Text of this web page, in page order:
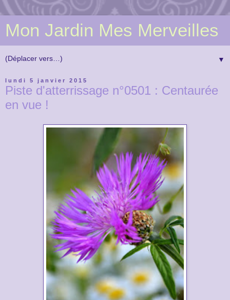
Mon Jardin Mes Merveilles
▼
lundi 5 janvier 2015
Piste d'atterrissage n°0501 : Centaurée
en vue !